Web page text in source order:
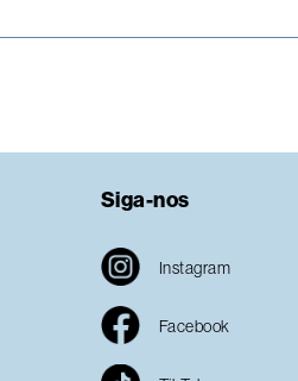
Siga-nos
Instagram
Facebook